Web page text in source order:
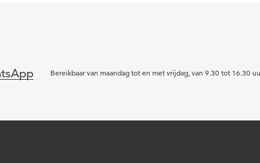
Bereikbaar van maandag tot en met vrijdag, van 9.30 tot 16.30